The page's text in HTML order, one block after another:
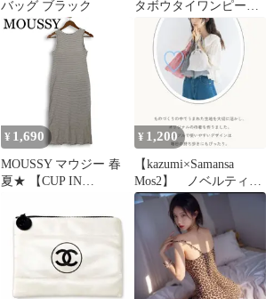
バッグ ブラック
タボウタイワンピー
ス 光沢 ネイビー
¥ 1,690
MOUSSY マウジー 春
夏★ 【CUP IN
ボーダー ストレッチ タ
ンクトップ ワンピース
Sz.1 レディース
¥ 1,200
【kazumi×Samansa
Mos2】 ノベルティ
巾着 ピンク ２点目